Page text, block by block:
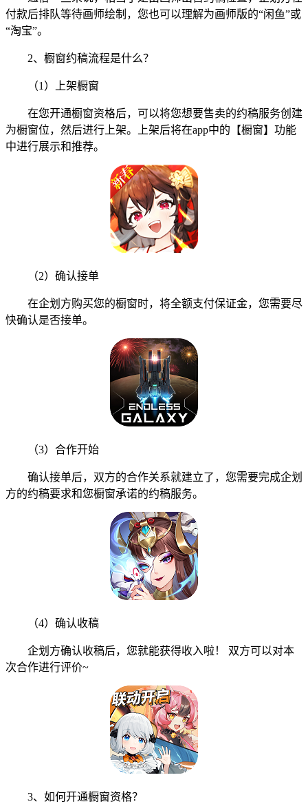
付款后排队等待画师绘制，您也可以理解为画师版的“闲鱼”或
“淘宝”。
2、橱窗约稿流程是什么？
（1）上架橱窗
在您开通橱窗资格后，可以将您想要售卖的约稿服务创建
为橱窗位，然后进行上架。上架后将在app中的【橱窗】功能
中进行展示和推荐。
（2）确认接单
在企划方购买您的橱窗时，将全额支付保证金，您需要尽
快确认是否接单。
（3）合作开始
确认接单后，双方的合作关系就建立了，您需要完成企划
方的约稿要求和您橱窗承诺的约稿服务。
（4）确认收稿
企划方确认收稿后，您就能获得收入啦！ 双方可以对本
次合作进行评价~
3、如何开通橱窗资格？